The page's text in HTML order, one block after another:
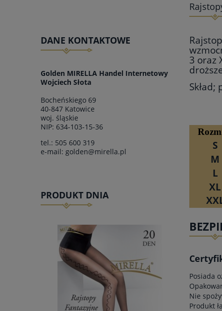
DANE KONTAKTOWE
Golden MIRELLA Handel Internetowy
Wojciech Słota
Bocheńskiego 69
40-847 Katowice
woj. śląskie
NIP: 634-103-15-36
tel.: 505 600 319
e-mail: golden@mirella.pl
PRODUKT DNIA
3 oraz
Ro
S
M
L
XL
Posiada
Nie
Produkt